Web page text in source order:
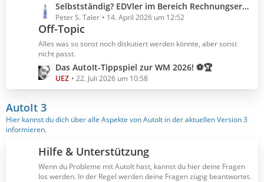
e
B
e
t
g
e
t
z
t
e
B
e
t
r
ä
g
e
Selbstständig? EDVler im Bereich Rechnungserstellung?
Peter S. Taler 14. April 2026 um 12:52
Off-Topic
Alles was so sonst noch diskutiert werden könnte, aber sonst
nicht passt.
L
e
t
z
t
e
e
i
t
Das AutoIt-Tippspiel zur WM 2026! ⚽🏆
UEZ 22. Juli 2026 um 10:58
AutoIt 3
Hier kannst du dich über alle Aspekte von AutoIt in der aktuellen Version 3
informieren.
Hilfe & Unterstützung
Wenn du Probleme mit AutoIt hast, kannst du hier deine Fragen
los werden. In der Regel werden deine Fragen zügig beantwortet.